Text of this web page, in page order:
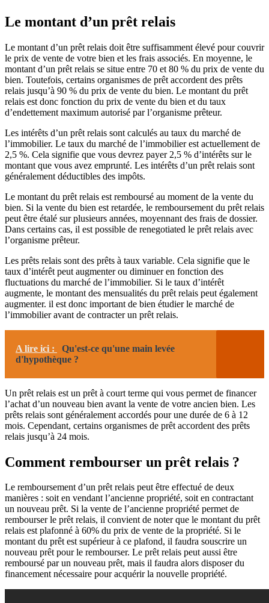
Le montant d’un prêt relais
Le montant d’un prêt relais doit être suffisamment élevé pour couvrir
le prix de vente de votre bien et les frais associés. En moyenne, le
montant d’un prêt relais se situe entre 70 et 80 % du prix de vente du
bien. Toutefois, certains organismes de prêt accordent des prêts
relais jusqu’à 90 % du prix de vente du bien. Le montant du prêt
relais est donc fonction du prix de vente du bien et du taux
d’endettement maximum autorisé par l’organisme prêteur.
Les intérêts d’un prêt relais sont calculés au taux du marché de
l’immobilier. Le taux du marché de l’immobilier est actuellement de
2,5 %. Cela signifie que vous devrez payer 2,5 % d’intérêts sur le
montant que vous avez emprunté. Les intérêts d’un prêt relais sont
généralement déductibles des impôts.
Le montant du prêt relais est remboursé au moment de la vente du
bien. Si la vente du bien est retardée, le remboursement du prêt relais
peut être étalé sur plusieurs années, moyennant des frais de dossier.
Dans certains cas, il est possible de renegotiated le prêt relais avec
l’organisme prêteur.
Les prêts relais sont des prêts à taux variable. Cela signifie que le
taux d’intérêt peut augmenter ou diminuer en fonction des
fluctuations du marché de l’immobilier. Si le taux d’intérêt
augmente, le montant des mensualités du prêt relais peut également
augmenter. il est donc important de bien étudier le marché de
l’immobilier avant de contracter un prêt relais.
A lire ici :
Qu'est-ce qu'une main levée
d'hypothèque ?
Un prêt relais est un prêt à court terme qui vous permet de financer
l’achat d’un nouveau bien avant la vente de votre ancien bien. Les
prêts relais sont généralement accordés pour une durée de 6 à 12
mois. Cependant, certains organismes de prêt accordent des prêts
relais jusqu’à 24 mois.
Comment rembourser un prêt relais ?
Le remboursement d’un prêt relais peut être effectué de deux
manières : soit en vendant l’ancienne propriété, soit en contractant
un nouveau prêt. Si la vente de l’ancienne propriété permet de
rembourser le prêt relais, il convient de noter que le montant du prêt
relais est plafonné à 60% du prix de vente de la propriété. Si le
montant du prêt est supérieur à ce plafond, il faudra souscrire un
nouveau prêt pour le rembourser. Le prêt relais peut aussi être
remboursé par un nouveau prêt, mais il faudra alors disposer du
financement nécessaire pour acquérir la nouvelle propriété.